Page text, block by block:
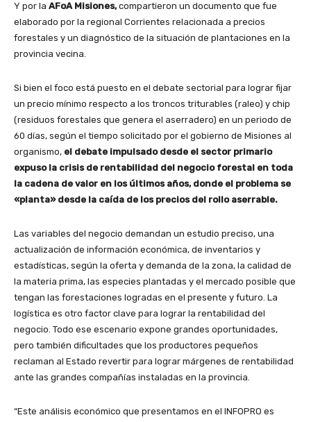
Y por la AFoA Misiones,compartieron un documento que fue
elaborado por la regional Corrientes relacionada a precios
forestales y un diagnóstico de la situación de plantaciones en la
provincia vecina.
Si bien el foco está puesto en el debate sectorial para lograr fijar
un precio mínimo respecto a los troncos triturables (raleo) y chip
(residuos forestales que genera el aserradero) en un periodo de
60 días, según el tiempo solicitado por el gobierno de Misiones al
organismo, el debate impulsado desde el sector primario
expuso la crisis de rentabilidad del negocio forestal en toda
la cadena de valor en los últimos años, donde el problema se
«planta» desde la caída de los precios del rollo aserrable.
Las variables del negocio demandan un estudio preciso, una
actualización de información económica, de inventarios y
estadísticas, según la oferta y demanda de la zona, la calidad de
la materia prima, las especies plantadas y el mercado posible que
tengan las forestaciones logradas en el presente y futuro. La
logística es otro factor clave para lograr la rentabilidad del
negocio. Todo ese escenario expone grandes oportunidades,
pero también dificultades que los productores pequeños
reclaman al Estado revertir para lograr márgenes de rentabilidad
ante las grandes compañías instaladas en la provincia.
“Este análisis económico que presentamos en el INFOPRO es